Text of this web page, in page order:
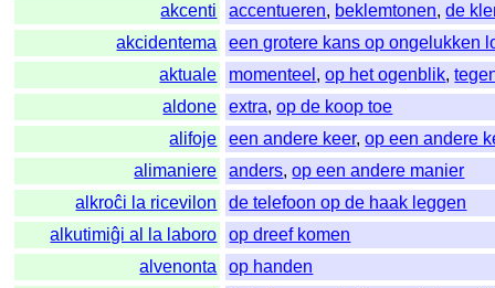
akcenti
accentueren, beklemtonen,de
akcidentema
een grotere kans op ongelukken
aktuale
momenteel ,op het ogenblik,
aldone
extra,op de koop toe
alifoje
een andere keer,op een andere
alimaniere
anders,op een andere manier
alkroĉi la ricevilon
de telefoon op de haak leggen
alkutimiĝi al la laboro
op dreef komen
alvenonta
op handen